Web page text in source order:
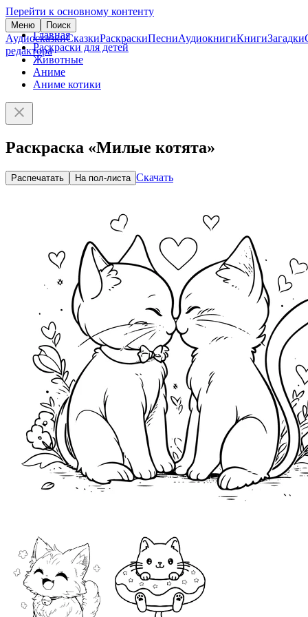
Перейти к основному контенту
Меню Поиск
АудиосказкиСказкиРаскраскиПесниАудиокнигиКнигиЗагадки
редактора
Главная
Раскраски для детей
Животные
Аниме
Аниме котики
Раскраска «Милые котята»
Распечатать На пол-листа Скачать